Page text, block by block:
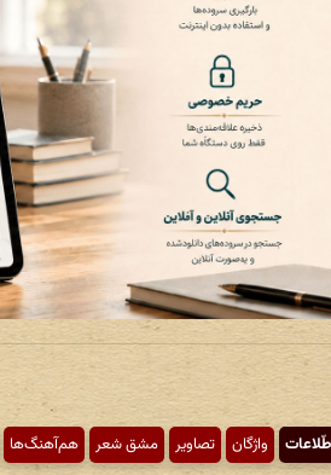
واژگان تصاویر مشق شعر هم‌آهنگ‌ها